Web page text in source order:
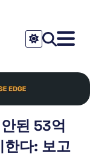
된 53억
한다: 보고